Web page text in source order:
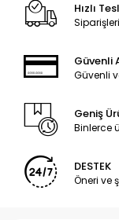
Hızlı
Güvenli
Güvenli
Geniş
Binlerce
DESTEK
Öneri ve